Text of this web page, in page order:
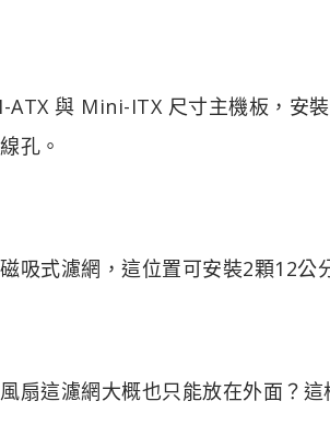
ATX 與 Mini-ITX 尺寸主機板，安
孔。
吸式濾網，這位置可安裝2顆12公
扇這濾網大概也只能放在外面？這